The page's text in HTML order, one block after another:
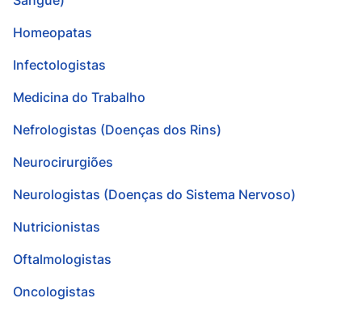
Homeopatas
Infectologistas
Medicina do Trabalho
Nefrologistas (Doenças dos Rins)
Neurocirurgiões
Neurologistas (Doenças do Sistema Nervoso)
Nutricionistas
Oftalmologistas
Oncologistas